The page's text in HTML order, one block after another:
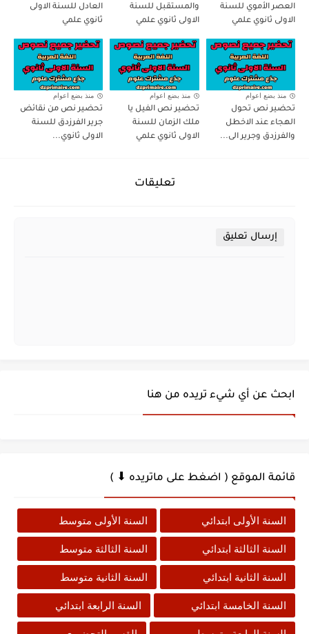
العصر الأموي للسنة
الاولى ثانوي علمي
والمستقبل للسنة
الاولى ثانوي علمي
العادل للسنة الاولى
ثانوي علمي
منذ بضع اعوام
تحضير نص تحول
الهجاء عند الاخطل
والفرزدق وجرير الى...
منذ بضع اعوام
تحضير نص الفيل يا
ملك الزمان للسنة
الاولى ثانوي علمي
منذ بضع اعوام
تحضير نص من نقائض
جرير الفرزدق للسنة
الاولى ثانوي...
تعليقات
إرسال تعليق
ابحث عن أي شيء تريده من هنا
قائمة الموقع ( اضغط على ماتريده ⬇ )
السنة الأولى ابتدائي السنة الأولى متوسط
السنة الثالثة ابتدائي السنة الثالثة متوسط
السنة الثانية ابتدائي السنة الثانية متوسط
السنة الخامسة ابتدائي السنة الرابعة ابتدائي